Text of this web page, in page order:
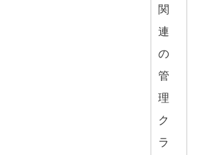
関
連
の
管
理
ク
ラ